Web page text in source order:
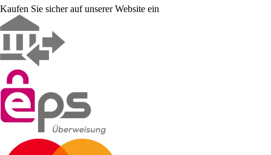
Kaufen Sie sicher auf unserer Website ein